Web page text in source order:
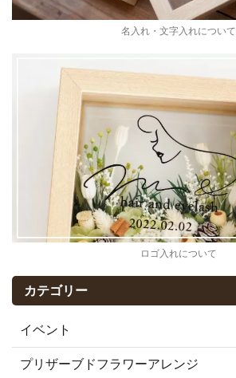
名入れ・文字入れについて
ロゴ入れについて
カテゴリー
イベント
プリザーブドフラワーアレンジ